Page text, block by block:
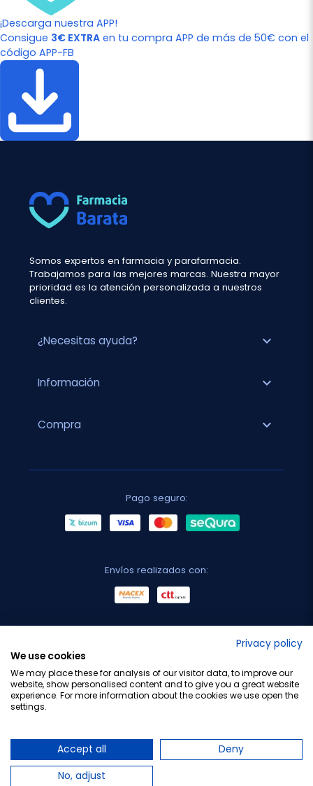
¡Descarga nuestra APP!
Consigue 3€ EXTRA en tu compra APP de más de 50€ con el
código APP-FB
Somos expertos en farmacia y parafarmacia.
Trabajamos para las mejores marcas. Nuestra mayor
prioridad es la atención personalizada a nuestros
clientes.
¿Necesitas ayuda? expand_more
Información expand_more
Compra expand_more
Pago seguro:
Envíos realizados con:
Privacy policy
We use cookies
We may place these for analysis of our visitor data, to improve our
website, show personalised content and to give you a great website
experience. For more information about the cookies we use open the
settings.
Accept all
Deny
No, adjust